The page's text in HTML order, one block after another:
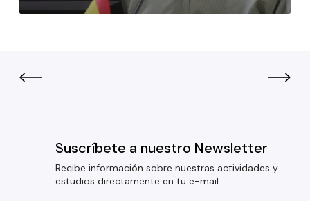
Suscríbete a nuestro Newsletter
Recibe información sobre nuestras actividades y
estudios directamente en tu e-mail.